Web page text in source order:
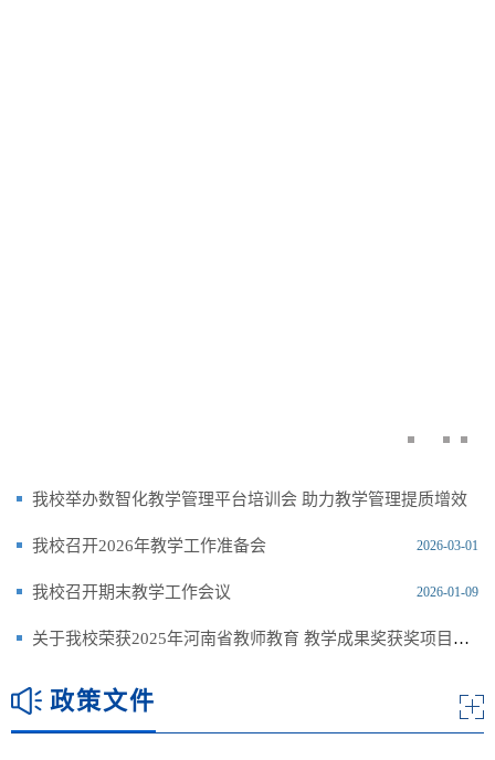
我校举办数智化教学管理平台培训会 助力教学管理提质增效
2026-03-27
我校召开2026年教学工作准备会 2026-03-01
我校召开期末教学工作会议 2026-01-09
关于我校荣获2025年河南省教师教育 教学成果奖获奖项目的公示
政策文件